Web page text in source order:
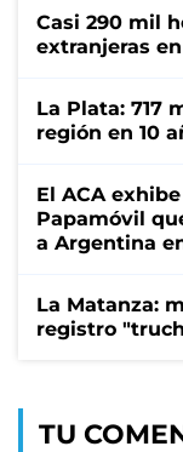
Casi 290 mil
extranjeras
La Plata: 717
región en 10
El ACA
Papamóvil
a Argentina
La Matanza:
registro
TU